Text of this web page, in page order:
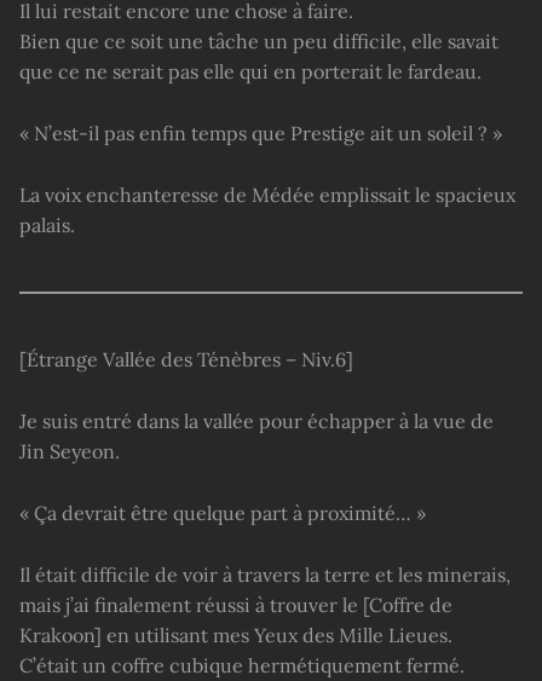
Il lui restait encore une chose à faire.
Bien que ce soit une tâche un peu difficile, elle savait
que ce ne serait pas elle qui en porterait le fardeau.
« N’est-il pas enfin temps que Prestige ait un soleil ? »
La voix enchanteresse de Médée emplissait le spacieux
palais.
[Étrange Vallée des Ténèbres – Niv.6]
Je suis entré dans la vallée pour échapper à la vue de
Jin Seyeon.
« Ça devrait être quelque part à proximité… »
Il était difficile de voir à travers la terre et les minerais,
mais j’ai finalement réussi à trouver le [Coffre de
Krakoon] en utilisant mes Yeux des Mille Lieues.
C’était un coffre cubique hermétiquement fermé.